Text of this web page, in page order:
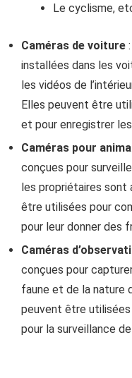
Le cyclisme,
Caméras de voiture
installées dans les
les vidéos de
Elles peuvent être
et pour enregistrer
Caméras pour
conçues pour
les propriétaires sont
être utilisées pour
pour leur donner des
Caméras
conçues pour
faune et de la nature
peuvent être
pour la surveillance